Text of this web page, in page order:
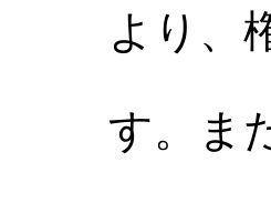
より、
す。ま